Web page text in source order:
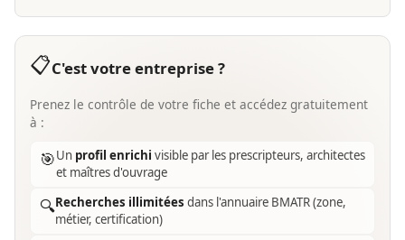
📋C'est votre entreprise ?
Prenez le contrôle de votre fiche et accédez gratuitement
à :
🎯Un profil enrichi visible par les prescripteurs, architectes
et maîtres d'ouvrage
🔍Recherches illimitées dans l'annuaire BMATR (zone,
métier, certification)